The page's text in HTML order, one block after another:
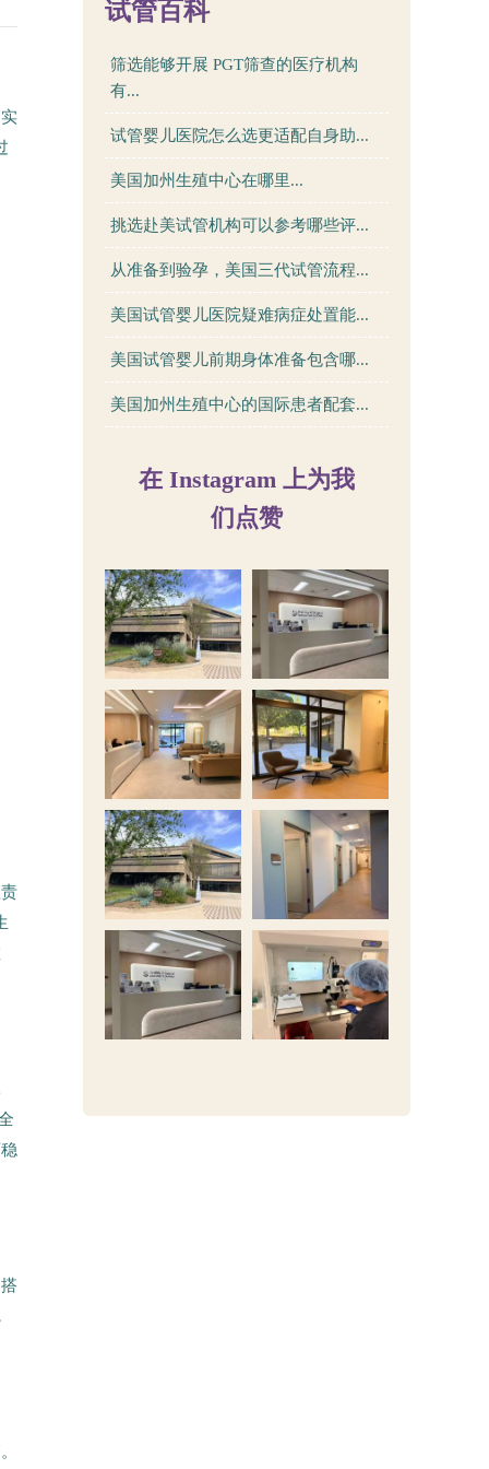
试管百科
筛选能够开展 PGT筛查的医疗机构
有...
试管婴儿医院怎么选更适配自身助...
美国加州生殖中心在哪里...
挑选赴美试管机构可以参考哪些评...
从准备到验孕，美国三代试管流程...
美国试管婴儿医院疑难病症处置能...
美国试管婴儿前期身体准备包含哪...
美国加州生殖中心的国际患者配套...
在 Instagram 上为我
们点赞